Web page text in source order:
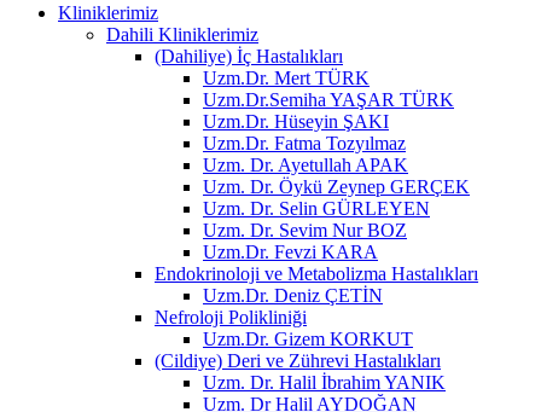
Kliniklerimiz
Dahili Kliniklerimiz
(Dahiliye) İç Hastalıkları
Uzm.Dr. Mert TÜRK
Uzm.Dr.Semiha YAŞAR TÜRK
Uzm.Dr. Hüseyin ŞAKI
Uzm.Dr. Fatma Tozyılmaz
Uzm. Dr. Ayetullah APAK
Uzm. Dr. Öykü Zeynep GERÇEK
Uzm. Dr. Selin GÜRLEYEN
Uzm. Dr. Sevim Nur BOZ
Uzm.Dr. Fevzi KARA
Endokrinoloji ve Metabolizma Hastalıkları
Uzm.Dr. Deniz ÇETİN
Nefroloji Polikliniği
Uzm.Dr. Gizem KORKUT
(Cildiye) Deri ve Zührevi Hastalıkları
Uzm. Dr. Halil İbrahim YANIK
Uzm. Dr Halil AYDOĞAN